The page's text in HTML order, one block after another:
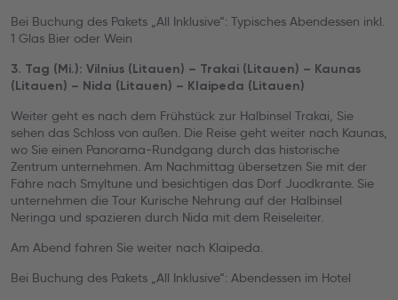
Bei Buchung des Pakets „All Inklusive“: Typisches Abendessen inkl.
1 Glas Bier oder Wein
3. Tag (Mi.): Vilnius (Litauen) – Trakai (Litauen) – Kaunas
(Litauen) – Nida (Litauen) – Klaipeda (Litauen)
Weiter geht es nach dem Frühstück zur Halbinsel Trakai, Sie
sehen das Schloss von außen. Die Reise geht weiter nach Kaunas,
wo Sie einen Panorama-Rundgang durch das historische
Zentrum unternehmen. Am Nachmittag übersetzen Sie mit der
Fähre nach Smyltune und besichtigen das Dorf Juodkrante. Sie
unternehmen die Tour Kurische Nehrung auf der Halbinsel
Neringa und spazieren durch Nida mit dem Reiseleiter.
Am Abend fahren Sie weiter nach Klaipeda.
Bei Buchung des Pakets „All Inklusive“: Abendessen im Hotel